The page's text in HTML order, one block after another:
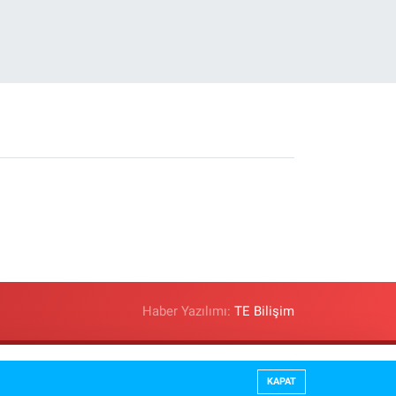
Haber Yazılımı:TE Bilişim
KAPAT